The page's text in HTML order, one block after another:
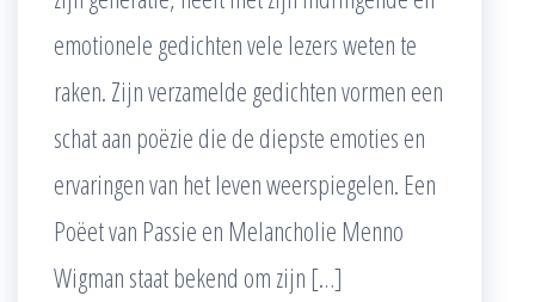
emotionele gedichten vele lezers weten te
raken. Zijn verzamelde gedichten vormen een
schat aan poëzie die de diepste emoties en
ervaringen van het leven weerspiegelen. Een
Poëet van Passie en Melancholie Menno
Wigman staat bekend om zijn […]